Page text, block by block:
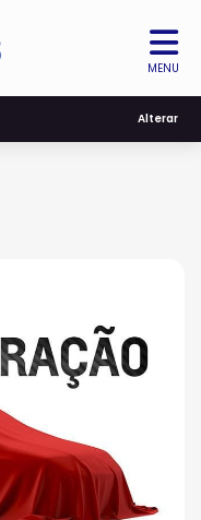
MENU
Alterar